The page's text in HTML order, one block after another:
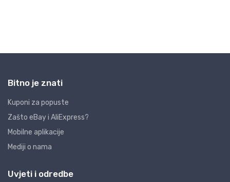
Bitno je znati
Kuponi za popuste
Zašto eBay i AliExpress?
Mobilne aplikacije
Mediji o nama
Uvjeti i odredbe